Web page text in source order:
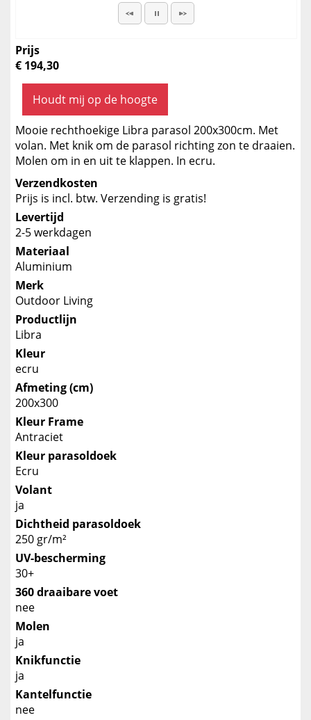
Prijs
€ 194,30
Houdt mij op de hoogte
Mooie rechthoekige Libra parasol 200x300cm. Met
volan. Met knik om de parasol richting zon te draaien.
Molen om in en uit te klappen. In ecru.
Verzendkosten
Prijs is incl. btw. Verzending is gratis!
Levertijd
2-5 werkdagen
Materiaal
Aluminium
Merk
Outdoor Living
Productlijn
Libra
Kleur
ecru
Afmeting (cm)
200x300
Kleur Frame
Antraciet
Kleur parasoldoek
Ecru
Volant
ja
Dichtheid parasoldoek
250 gr/m²
UV-bescherming
30+
360 draaibare voet
nee
Molen
ja
Knikfunctie
ja
Kantelfunctie
nee